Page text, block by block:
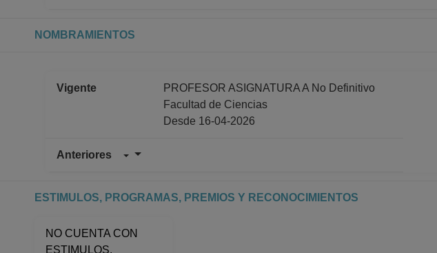
NOMBRAMIENTOS
Vigente
PROFESOR ASIGNATURA A No Definitivo
Facultad de Ciencias
Desde 16-04-2026
Anteriores
PROFESOR ASIGNATURA A No Definitivo
ESTIMULOS, PROGRAMAS, PREMIOS Y RECONOCIMIENTOS
NO CUENTA CON
ESTIMULOS,